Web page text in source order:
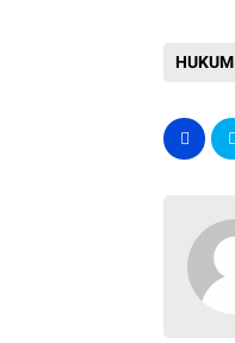
HUKUM